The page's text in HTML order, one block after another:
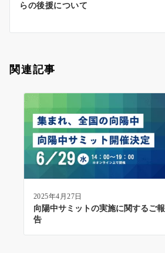
ン
らの後援について
関連記事
2025年4月27日
向陽中サミットの実施に関するご報
告